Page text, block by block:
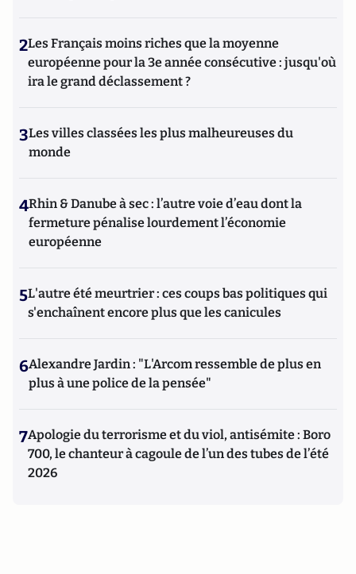
2Les Français moins riches que la moyenne
européenne pour la 3e année consécutive : jusqu'où
ira le grand déclassement ?
3Les villes classées les plus malheureuses du
monde
4Rhin & Danube à sec : l’autre voie d’eau dont la
fermeture pénalise lourdement l’économie
européenne
5L'autre été meurtrier : ces coups bas politiques qui
s'enchaînent encore plus que les canicules
6Alexandre Jardin : "L'Arcom ressemble de plus en
plus à une police de la pensée"
7Apologie du terrorisme et du viol, antisémite : Boro
700, le chanteur à cagoule de l’un des tubes de l’été
2026